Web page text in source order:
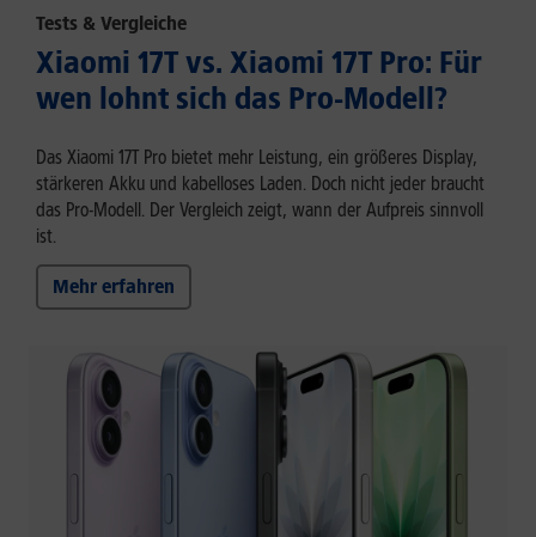
Tests & Vergleiche
Xiaomi 17T vs. Xiaomi 17T Pro: Für
wen lohnt sich das Pro-Modell?
Das Xiaomi 17T Pro bietet mehr Leistung, ein größeres Display,
stärkeren Akku und kabelloses Laden. Doch nicht jeder braucht
das Pro-Modell. Der Vergleich zeigt, wann der Aufpreis sinnvoll
ist.
Mehr erfahren